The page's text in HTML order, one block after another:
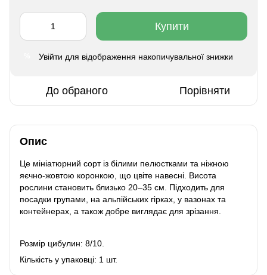
Купити
Увійти для відображення накопичувальної знижки
До обраного Порівняти
Опис
Це мініатюрний сорт із білими пелюстками та ніжною
яєчно-жовтою коронкою, що цвіте навесні. Висота
рослини становить близько 20–35 см. Підходить для
посадки групами, на альпійських гірках, у вазонах та
контейнерах, а також добре виглядає для зрізання.
Розмір цибулин: 8/10.
Кількість у упаковці: 1 шт.